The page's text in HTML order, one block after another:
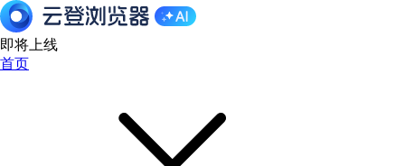
即将上线
首页